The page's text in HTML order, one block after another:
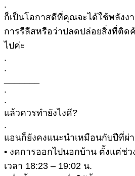
.
ก็เป็นโอกาสดีที่คุณจะได้ใช้พลังง
การรีลีสหรือว่าปลดปล่อยสิ่งที่ติด
ไปค่ะ
.
.
.
.
แล้วควรทำยังไงดี?
.
แอนก็ยังคงแนะนำเหมือนกับปีที่ผ่
• งดการออกไปนอกบ้าน ตั้งแต่ช่ว
เวลา 18:23 – 19:02 น.